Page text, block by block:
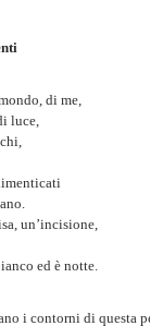
di me,
luce,
un’incisione,
ed è notte.
i contorni di questa